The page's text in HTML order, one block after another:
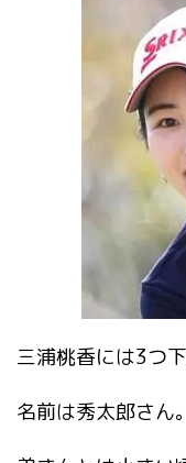
三浦桃香には3つ
名前は秀太郎さん。